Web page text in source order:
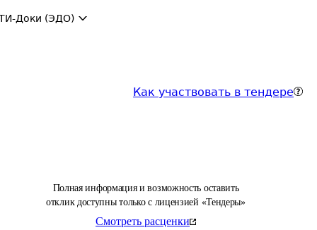
Доки (ЭДО)
Как участвовать в тендере
Полная информация и возможность оставить
отклик доступны только с лицензией «Тендеры»
Смотреть расценки